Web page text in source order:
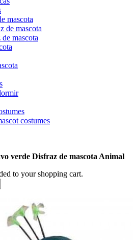
mascota
de mascota
mascota
costumes
verde Disfraz de mascota Animal
to your shopping cart.